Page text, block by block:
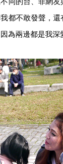
都不敢發聲，
為兩邊都是我深